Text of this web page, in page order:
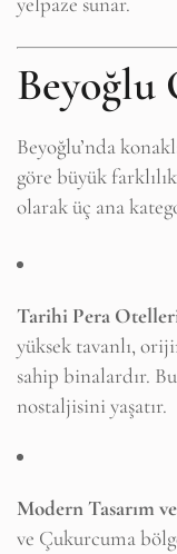
Beyoğlu
Beyoğlu’nda
göre büyük
olarak üç ana
Tarihi Pera
yüksek tavanlı,
sahip binalardır.
nostaljisini yaşatır.
Modern Tasarım
ve Çukurcuma